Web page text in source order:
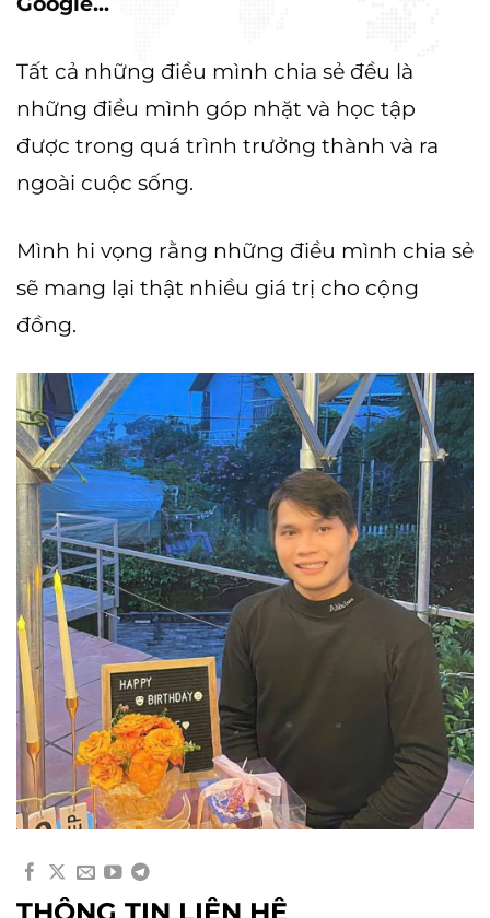
Tất cả những điều mình chia sẻ đều là
những điều mình góp nhặt và học tập
được trong quá trình trưởng thành và ra
ngoài cuộc sống.
Mình hi vọng rằng những điều mình chia sẻ
sẽ mang lại thật nhiều giá trị cho cộng
đồng.
THÔNG TIN LIÊN HỆ